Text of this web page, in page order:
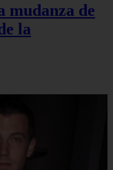
mudanza de
la